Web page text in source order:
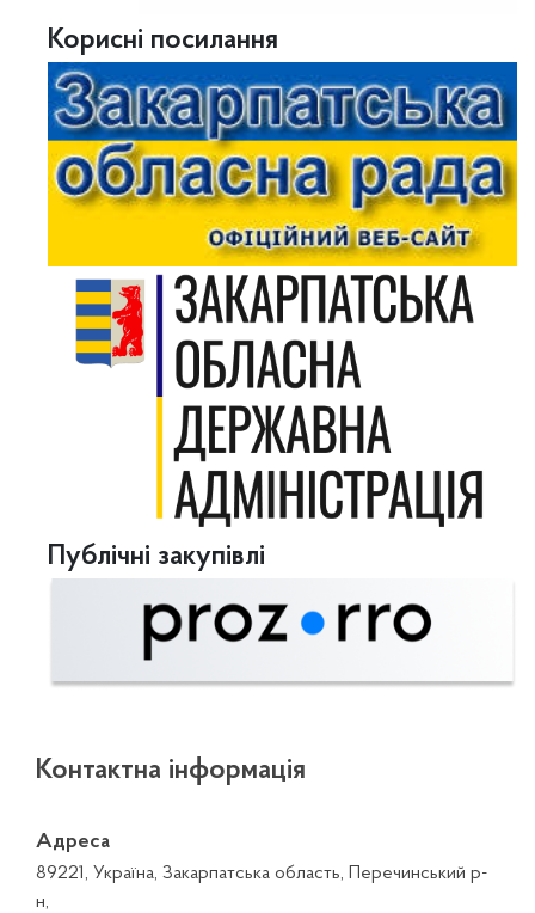
Корисні посилання
Публічні закупівлі
Контактна інформація
Адреса
89221, Україна, Закарпатська область, Перечинський р-
н,